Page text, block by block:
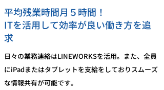
平均残業時間月５時間！
ITを活用して効率が良い働き方を追
求
日々の業務連絡はLINEWORKSを活用。また、全員
にiPadまたはタブレットを支給をしておりスムーズ
な情報共有が可能です。